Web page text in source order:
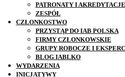
PATRONATY I AKREDYTACJE
ZESPÓŁ
CZŁONKOSTWO
PRZYSTĄP DO IAB POLSKA
FIRMY CZŁONKOWSKIE
GRUPY ROBOCZE I
BLOG IABLKO
WYDARZENIA
INICJATYWY